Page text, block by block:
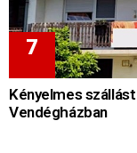
Kényelmes
Vendégházban